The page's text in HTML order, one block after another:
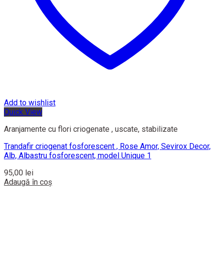
Add to wishlist
Quick View
Aranjamente cu flori criogenate , uscate, stabilizate
Trandafir criogenat fosforescent , Rose Amor, Sevirox Decor,
Alb, Albastru fosforescent, model Unique 1
95,00 lei
Adaugă în coș